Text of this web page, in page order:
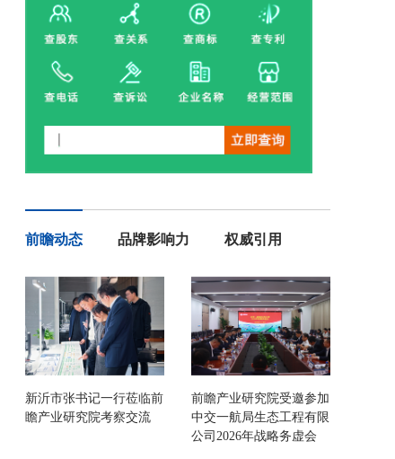
前瞻动态 品牌影响力 权威引用
新沂市张书记一行莅临前
瞻产业研究院考察交流
前瞻产业研究院受邀参加
中交一航局生态工程有限
公司2026年战略务虚会